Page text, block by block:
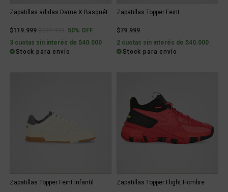
Zapatillas adidas Dame X Basquét
$119.999 Price reduced from
to50% OFF
3 cuotas sin interés de $40.000
Stock para envío
Zapatillas Topper Feint
$79.999
2 cuotas sin interés de $40.000
Stock para envío
Zapatillas Topper Feint Infantil Zapatillas Topper Flight Hombre